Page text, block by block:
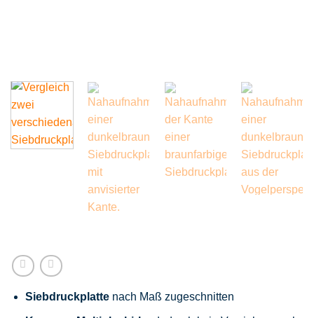
Siebdruckplattenach Maß zugeschnitten